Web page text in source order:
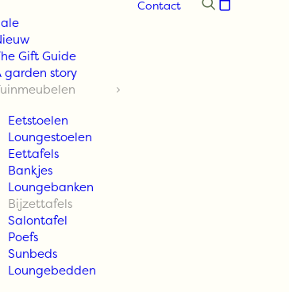
Gift Guide
garden story
Eetstoelen
Loungestoelen
Eettafels
Bankjes
Loungebanken
Bijzettafels
Salontafel
Poefs
Sunbeds
Loungebedden
Contact